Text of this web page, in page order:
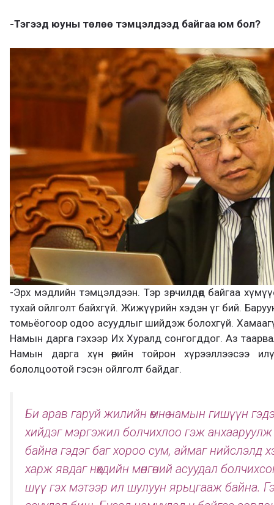
-Тэгээд юуны төлөө тэмцэлдээд байгаа юм бол?
-Эрх мэдлийн тэмцэлдээн. Тэр зөрчилдөөд байгаа
тухай ойлголт байхгүй. Жижүүрийн хэдэн үг бий.
томьёогоор одоо асуудлыг шийдэж болохгүй.
Намын дарга гэхээр Их Хуралд сонгогддог. Аз
Намын дарга хүн өөрийн тойрон хүрээллээсээ
бололцоотой гэсэн ойлголт байдаг.
Би арав гаруй жилийн өмнө намын гишүүн
хийдэг мэргэжил болчихлоо гэж
байна гэдэг баг хороо сум, аймаг нийслэлд
харж явдаг нөхдийн мөнгөний асуудал
шүү гэх мэтээр ил шулуун ярьцгааж байна.